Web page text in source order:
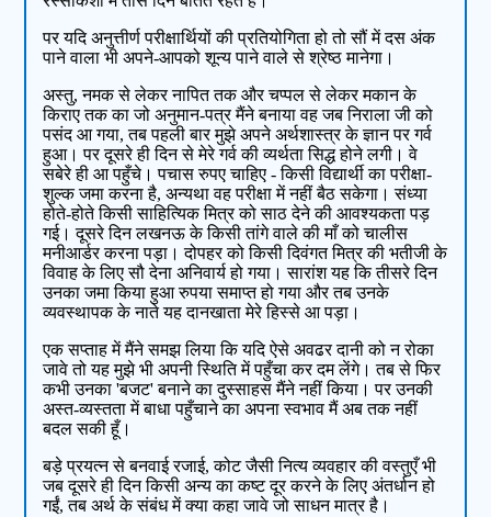
पर यदि अनुत्तीर्ण परीक्षार्थियों की प्रतियोगिता हो तो सौं में दस अंक
पाने वाला भी अपने-आपको शून्य पाने वाले से श्रेष्ठ मानेगा।
अस्तु, नमक से लेकर नापित तक और चप्पल से लेकर मकान के
किराए तक का जो अनुमान-पत्र मैंने बनाया वह जब निराला जी को
पसंद आ गया, तब पहली बार मुझे अपने अर्थशास्त्र के ज्ञान पर गर्व
हुआ। पर दूसरे ही दिन से मेरे गर्व की व्यर्थता सिद्ध होने लगी। वे
सबेरे ही आ पहुँचे। पचास रुपए चाहिए - किसी विद्यार्थी का परीक्षा-
शुल्क जमा करना है, अन्यथा वह परीक्षा में नहीं बैठ सकेगा। संध्या
होते-होते किसी साहित्यिक मित्र को साठ देने की आवश्यकता पड़
गई। दूसरे दिन लखनऊ के किसी तांगे वाले की माँ को चालीस
मनीआर्डर करना पड़ा। दोपहर को किसी दिवंगत मित्र की भतीजी के
विवाह के लिए सौ देना अनिवार्य हो गया। सारांश यह कि तीसरे दिन
उनका जमा किया हुआ रुपया समाप्त हो गया और तब उनके
व्यवस्थापक के नाते यह दानखाता मेरे हिस्से आ पड़ा।
एक सप्ताह में मैंने समझ लिया कि यदि ऐसे अवढर दानी को न रोका
जावे तो यह मुझे भी अपनी स्थिति में पहुँचा कर दम लेंगे। तब से फिर
कभी उनका 'बजट' बनाने का दुस्साहस मैंने नहीं किया। पर उनकी
अस्त-व्यस्तता में बाधा पहुँचाने का अपना स्वभाव मैं अब तक नहीं
बदल सकी हूँ।
बड़े प्रयत्न से बनवाई रजाई, कोट जैसी नित्य व्यवहार की वस्तुएँ भी
जब दूसरे ही दिन किसी अन्य का कष्ट दूर करने के लिए अंतर्धान हो
गईं, तब अर्थ के संबंध में क्या कहा जावे जो साधन मात्र है।